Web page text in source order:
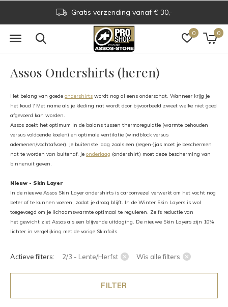
0 0
Gratis verzending vanaf € 30,-
Assos Ondershirts (heren)
Het belang van goede ondershirts wordt nog al eens onderschat. Wanneer krijg je
het koud ? Met name als je kleding nat wordt door bijvoorbeeld zweet welke niet goed
afgevoerd kan worden.
Assos zoekt het optimum in de balans tussen thermoregulatie (warmte behouden
versus voldoende koelen) en optimale ventilatie (windblock versus
ademenen/vochtafvoer). Je buitenste laag zoals een (regen-)jas moet je beschermen
nat te worden van buitenaf. Je onderlaag (ondershirt) moet deze bescherming van
binnenuit geven.
Nieuw - Skin Layer
In de nieuwe Assos Skin Layer ondershirts is carbonvezel verwerkt om het vocht nog
beter af te kunnen voeren, zodat je droog blijft. In de Winter Skin Layers is wol
toegevoegd om je lichaamswarmte optimaal te reguleren. Zelfs reductie van
het gewicht ziet Assos als een blijvende uitdaging. De nieuwe Skin Layers zijn 10%
lichter in vergelijking met de vorige Skinfoils.
Actieve filters: 2/3 - Lente/Herfst Wis alle filters
FILTER